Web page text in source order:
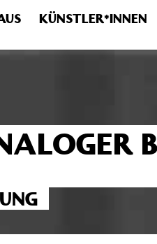
Verwende stattdessen
KÜNSTLER*INNEN